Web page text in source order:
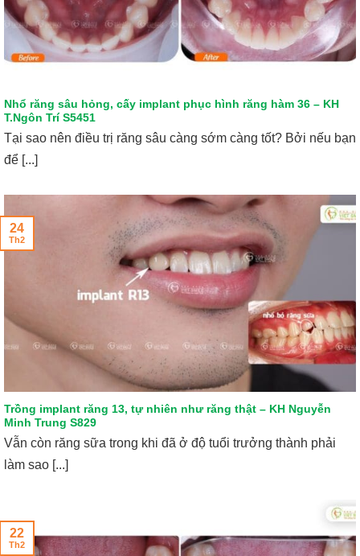
Nhổ răng sâu hỏng, cấy implant phục hình răng hàm 36 – KH
T.Ngôn Trí S5451
Tại sao nên điều trị răng sâu càng sớm càng tốt? Bởi nếu bạn
để [...]
Trồng implant răng 13, tự nhiên như răng thật – KH Nguyễn
Minh Trung S829
Vẫn còn răng sữa trong khi đã ở độ tuổi trưởng thành phải
làm sao [...]
24
Th2
22
Th2